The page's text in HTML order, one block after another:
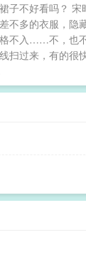
的衣服——谢
恩爱。以及
。叶池栩的
粉：我们果
子不好看吗？
不多的衣服，
不入……不，也
扫过来，有的